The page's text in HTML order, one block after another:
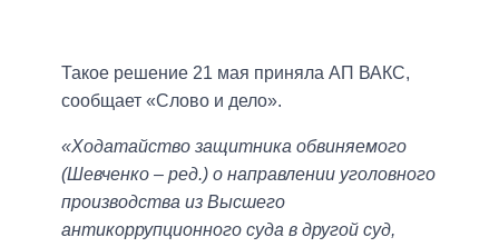
Такое решение 21 мая приняла АП ВАКС,
сообщает «Слово и дело».
«Ходатайство защитника обвиняемого
(Шевченко – ред.) о направлении уголовного
производства из Высшего
антикоррупционного суда в другой суд,